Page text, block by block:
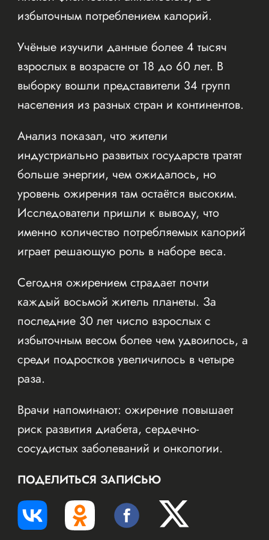
избыточным потреблением калорий.
Учёные изучили данные более 4 тысяч
взрослых в возрасте от 18 до 60 лет. В
выборку вошли представители 34 групп
населения из разных стран и континентов.
Анализ показал, что жители
индустриально развитых государств тратят
больше энергии, чем ожидалось, но
уровень ожирения там остаётся высоким.
Исследователи пришли к выводу, что
именно количество потребляемых калорий
играет решающую роль в наборе веса.
Сегодня ожирением страдает почти
каждый восьмой житель планеты. За
последние 30 лет число взрослых с
избыточным весом более чем удвоилось, а
среди подростков увеличилось в четыре
раза.
Врачи напоминают: ожирение повышает
риск развития диабета, сердечно-
сосудистых заболеваний и онкологии.
ПОДЕЛИТЬСЯ ЗАПИСЬЮ